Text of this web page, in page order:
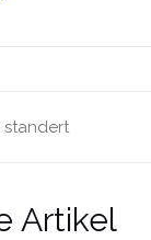
standert
Artikel